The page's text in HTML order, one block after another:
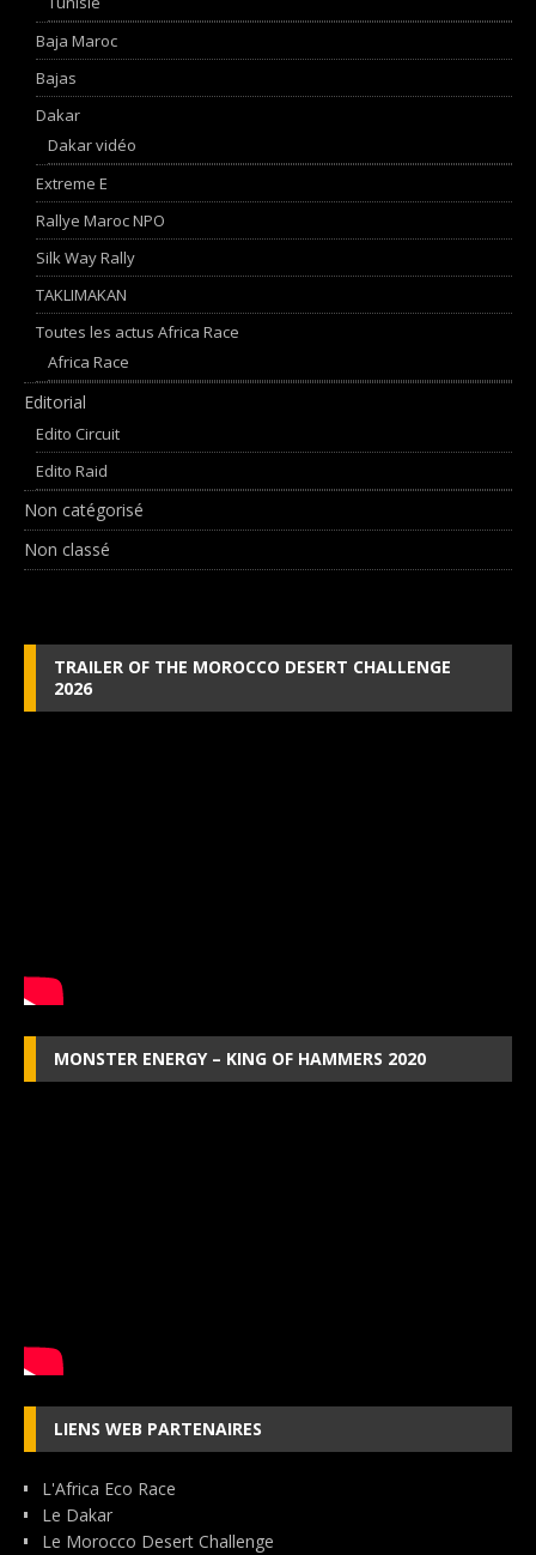
Baja Maroc
Bajas
Dakar
Dakar vidéo
Extreme E
Rallye Maroc NPO
Silk Way Rally
TAKLIMAKAN
Toutes les actus Africa Race
Africa Race
Editorial
Edito Circuit
Edito Raid
Non catégorisé
Non classé
TRAILER OF THE MOROCCO DESERT CHALLENGE
2026
MONSTER ENERGY – KING OF HAMMERS 2020
LIENS WEB PARTENAIRES
L'Africa Eco Race
Le Dakar
Le Morocco Desert Challenge